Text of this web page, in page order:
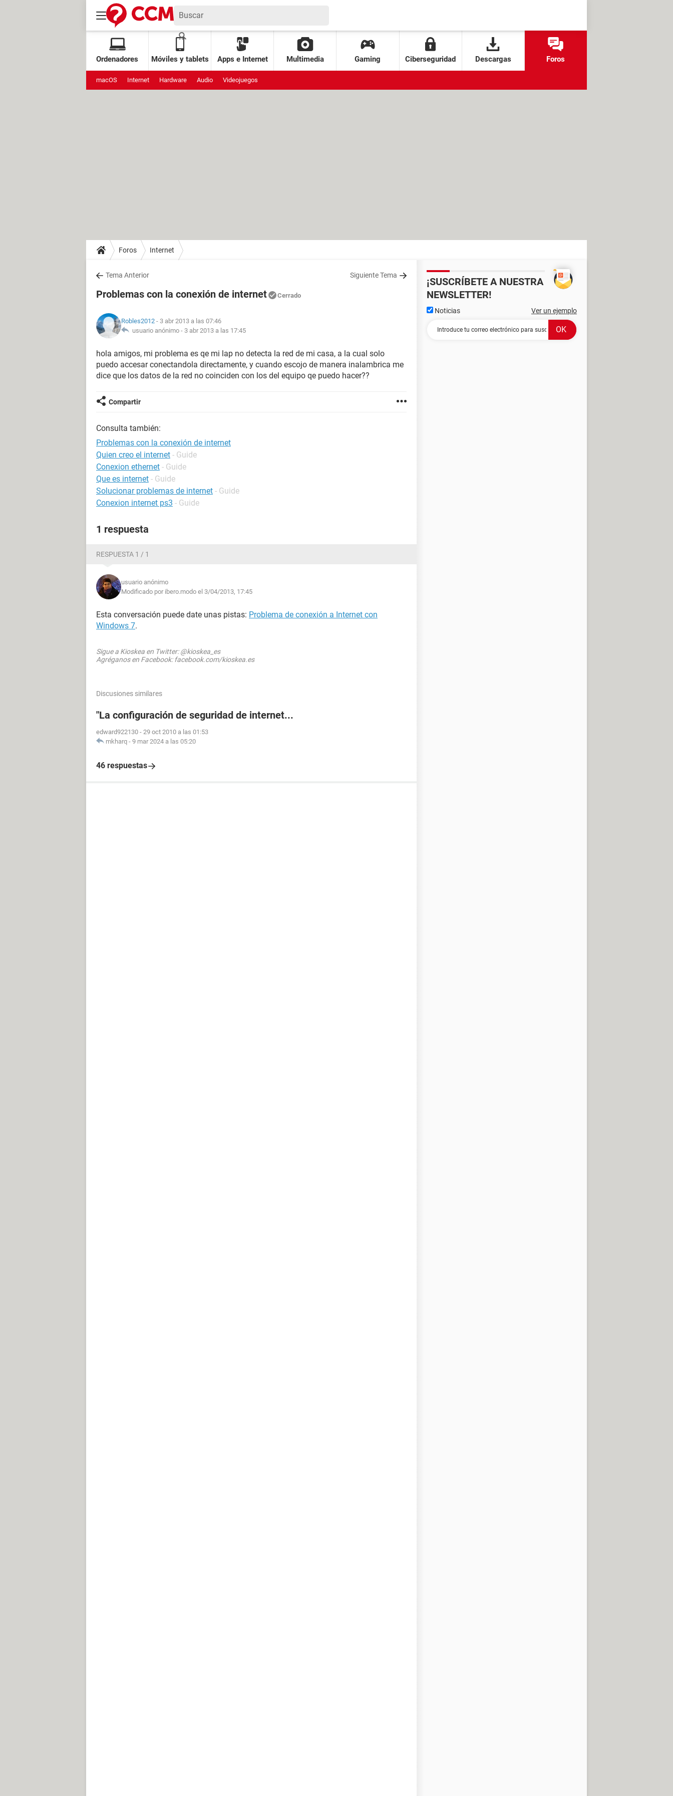
Ordenadores Móviles y tablets Apps e Internet Multimedia Gaming Ciberseguridad Descargas Foros
macOS Internet Hardware Audio Videojuegos
Foros Internet
Tema Anterior Siguiente Tema
Problemas con la conexión de internet Cerrado
Robles2012 - 3 abr 2013 a las 07:46
usuario anónimo - 3 abr 2013 a las 17:45
hola amigos, mi problema es qe mi lap no detecta la red de mi casa, a la cual solo
puedo accesar conectandola directamente, y cuando escojo de manera inalambrica me
dice que los datos de la red no coinciden con los del equipo qe puedo hacer??
Compartir
Consulta también:
Problemas con la conexión de internet
Quien creo el internet - Guide
Conexion ethernet - Guide
Que es internet - Guide
Solucionar problemas de internet - Guide
Conexion internet ps3 - Guide
1 respuesta
RESPUESTA 1 / 1
usuario anónimo
Modificado por ibero.modo el 3/04/2013, 17:45
Esta conversación puede date unas pistas: Problema de conexión a Internet con
Windows 7.
Sigue a Kioskea en Twitter: @kioskea_es
Agréganos en Facebook: facebook.com/kioskea.es
Discusiones similares
"La configuración de seguridad de internet...
edward922130 - 29 oct 2010 a las 01:53
mkharq - 9 mar 2024 a las 05:20
46 respuestas
¡SUSCRÍBETE A NUESTRA
NEWSLETTER!
Noticias Ver un ejemplo